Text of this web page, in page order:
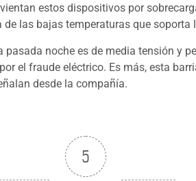
estos dispositivos por
las bajas temperaturas que soporta
noche es de media tensión y
el fraude eléctrico. Es más, esta
desde la compañía.
5